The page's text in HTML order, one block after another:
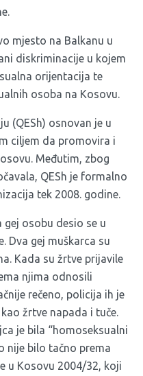
mjesto na Balkanu u
diskriminacije u kojem
orijentacija te
osoba na Kosovu.
(QESh) osnovan je u
ciljem da promovira i
Međutim, zbog
QESh je formalno
tek 2008. godine.
gej osobu desio se u
Dva gej muškarca su
Kada su žrtve prijavile
njima odnosili
rečeno, policija ih je
žrtve napada i tuče.
je bila “homoseksualni
nije bilo tačno prema
u Kosovu 2004/32, koji